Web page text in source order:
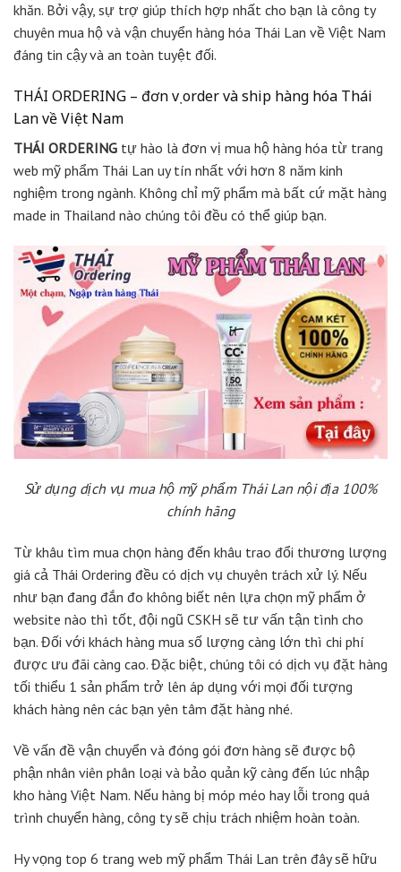
khăn. Bởi vậy, sự trợ giúp thích hợp nhất cho bạn là công ty
chuyên mua hộ và vận chuyển hàng hóa Thái Lan về Việt Nam
đáng tin cậy và an toàn tuyệt đối.
THÁI ORDERING – đơn vị order và ship hàng hóa Thái
Lan về Việt Nam
THÁI ORDERING tự hào là đơn vị mua hộ hàng hóa từ trang
web mỹ phẩm Thái Lan uy tín nhất với hơn 8 năm kinh
nghiệm trong ngành. Không chỉ mỹ phẩm mà bất cứ mặt hàng
made in Thailand nào chúng tôi đều có thể giúp bạn.
Sử dụng dịch vụ mua hộ mỹ phẩm Thái Lan nội địa 100%
chính hãng
Từ khâu tìm mua chọn hàng đến khâu trao đổi thương lượng
giá cả Thái Ordering đều có dịch vụ chuyên trách xử lý. Nếu
như bạn đang đắn đo không biết nên lựa chọn mỹ phẩm ở
website nào thì tốt, đội ngũ CSKH sẽ tư vấn tận tình cho
bạn. Đối với khách hàng mua số lượng càng lớn thì chi phí
được ưu đãi càng cao. Đặc biệt, chúng tôi có dịch vụ đặt hàng
tối thiểu 1 sản phẩm trở lên áp dụng với mọi đối tượng
khách hàng nên các bạn yên tâm đặt hàng nhé.
Về vấn đề vận chuyển và đóng gói đơn hàng sẽ được bộ
phận nhân viên phân loại và bảo quản kỹ càng đến lúc nhập
kho hàng Việt Nam. Nếu hàng bị móp méo hay lỗi trong quá
trình chuyển hàng, công ty sẽ chịu trách nhiệm hoàn toàn.
Hy vọng top 6 trang web mỹ phẩm Thái Lan trên đây sẽ hữu